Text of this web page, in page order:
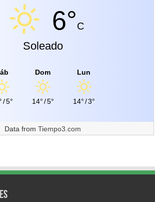
6°C
Soleado
/5°
Dom
14°/5°
Lun
14°/3°
Data fromTiempo3.com